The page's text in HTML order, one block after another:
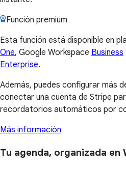
Función premium
Esta función está disponible en
One, Google Workspace Business
Enterprise.
Además, puedes configurar más
conectar una cuenta de Stripe
recordatorios automáticos por
Más información
Tu agenda, organizada en